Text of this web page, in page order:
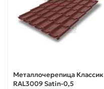
Металлочерепица Классик
RAL3009 Satin-0,5